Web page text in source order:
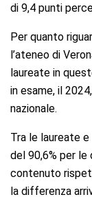
di 9,4 punti
Per quanto
l’ateneo di
laureate in
in esame, il
nazionale.
Tra le laureate
del 90,6% per le
contenuto
la differenza